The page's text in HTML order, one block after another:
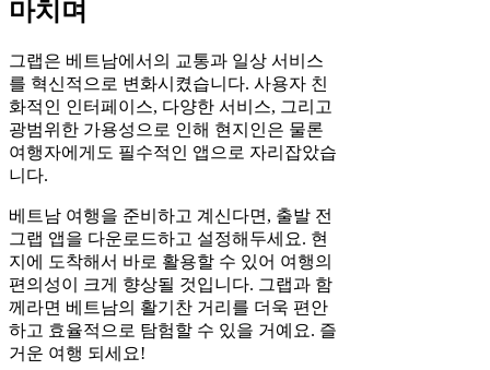
마치며
그랩은 베트남에서의 교통과 일상 서비스
를 혁신적으로 변화시켰습니다. 사용자 친
화적인 인터페이스, 다양한 서비스, 그리고
광범위한 가용성으로 인해 현지인은 물론
여행자에게도 필수적인 앱으로 자리잡았습
니다.
베트남 여행을 준비하고 계신다면, 출발 전
그랩 앱을 다운로드하고 설정해두세요. 현
지에 도착해서 바로 활용할 수 있어 여행의
편의성이 크게 향상될 것입니다. 그랩과 함
께라면 베트남의 활기찬 거리를 더욱 편안
하고 효율적으로 탐험할 수 있을 거예요. 즐
거운 여행 되세요!